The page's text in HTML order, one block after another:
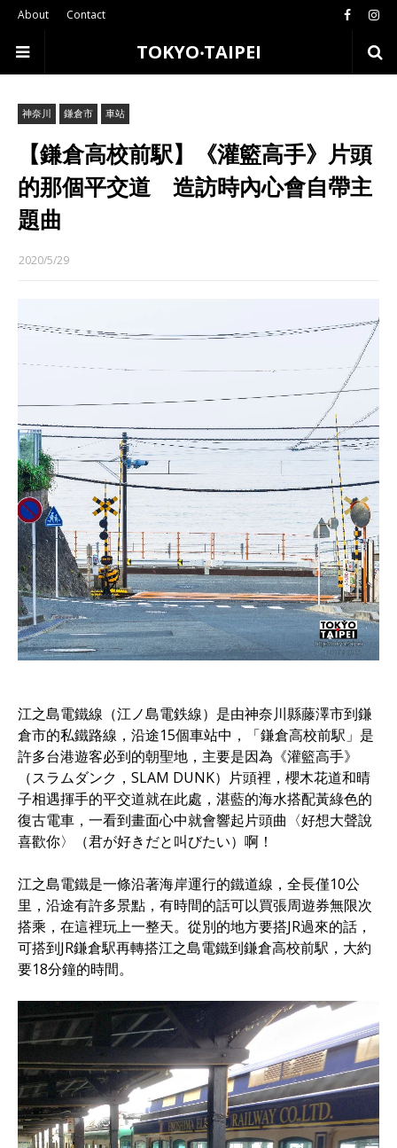
About Contact
TOKYO‧TAIPEI
神奈川 鎌倉市 車站
【鎌倉高校前駅】《灌籃高手》片頭
的那個平交道 造訪時內心會自帶主
題曲
2020/5/29
江之島電鐵線（江ノ島電鉄線）是由神奈川縣藤澤市到鎌
倉市的私鐵路線，沿途15個車站中，「鎌倉高校前駅」是
許多台港遊客必到的朝聖地，主要是因為《灌籃高手》
（スラムダンク，SLAM DUNK）片頭裡，櫻木花道和晴
子相遇揮手的平交道就在此處，湛藍的海水搭配黃綠色的
復古電車，一看到畫面心中就會響起片頭曲〈好想大聲說
喜歡你〉（君が好きだと叫びたい）啊！
江之島電鐵是一條沿著海岸運行的鐵道線，全長僅10公
里，沿途有許多景點，有時間的話可以買張周遊券無限次
搭乘，在這裡玩上一整天。從別的地方要搭JR過來的話，
可搭到JR鎌倉駅再轉搭江之島電鐵到鎌倉高校前駅，大約
要18分鐘的時間。